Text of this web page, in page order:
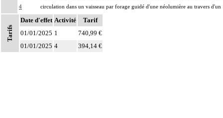
4
circulation dans un vaisseau par forage guidé d'une néolumière au travers d'un
obstacle totalement obstructif. Elle inclut la dilatation du vaisseau.
4
Par endoprothèse vasculaire, on entend : prothèse vasculaire non couverte,
Tarifs
Date d'effet Activité
Tarif
01/01/2025 1
740,99 €
01/01/2025 4 394,14 €